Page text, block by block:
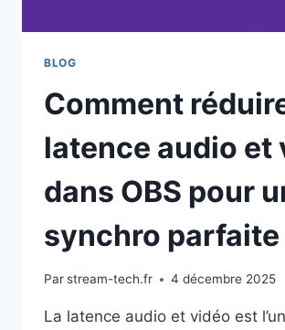
BLOG
Comment
latence audio et
dans OBS pour
synchro parfaite
Parstream-tech.fr 4 décembre 2025
La latence audio et vidéo est